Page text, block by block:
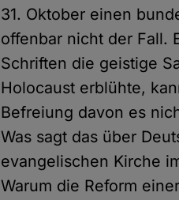
31. Oktober einen
offenbar nicht der Fall.
Schriften die geistige
Holocaust erblühte,
Befreiung davon es
Was sagt das über
evangelischen Kirche
Warum die Reform